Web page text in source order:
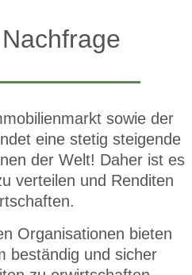
sowie der
eine stetig steigende
der Welt! Daher ist es
verteilen und Renditen
Organisationen bieten
beständig und sicher